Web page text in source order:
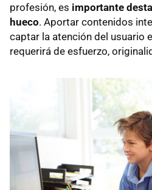
profesión, es importante
hueco. Aportar contenidos
captar la atención del usuario
requerirá de esfuerzo,